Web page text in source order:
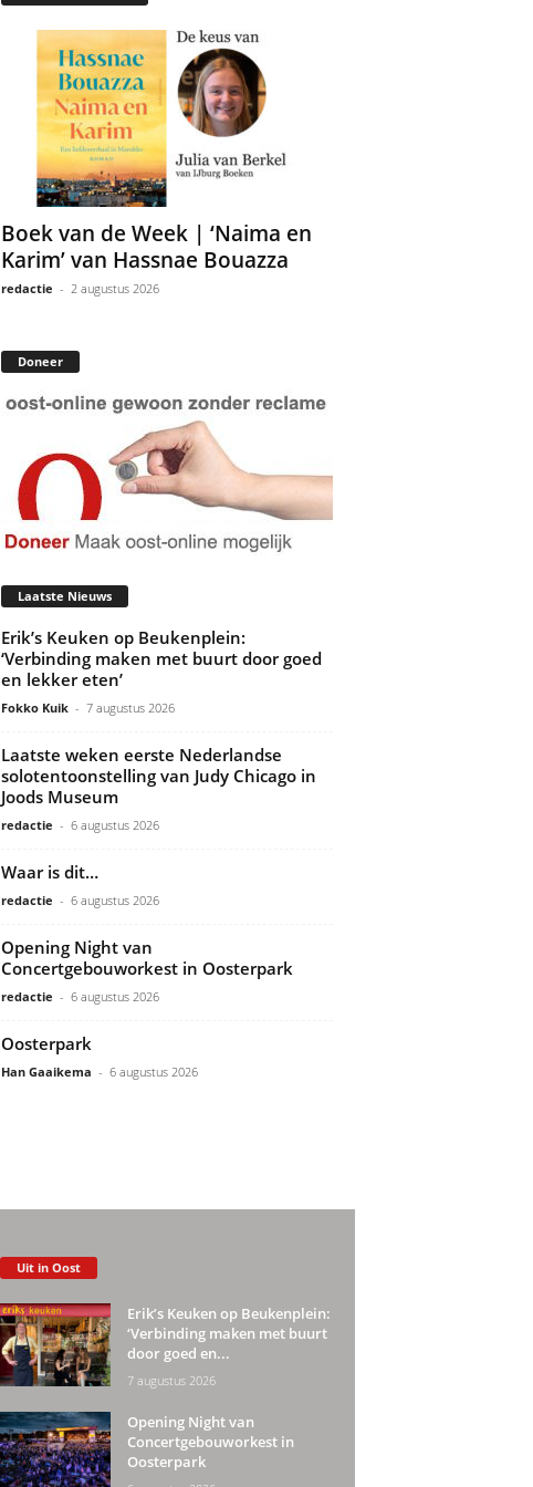
Boek van de Week | ‘Naima en
Karim’ van Hassnae Bouazza
redactie - 2 augustus 2026
Doneer
Laatste Nieuws
Erik’s Keuken op Beukenplein:
‘Verbinding maken met buurt door goed
en lekker eten’
Fokko Kuik - 7 augustus 2026
Laatste weken eerste Nederlandse
solotentoonstelling van Judy Chicago in
Joods Museum
redactie - 6 augustus 2026
Waar is dit…
redactie - 6 augustus 2026
Opening Night van
Concertgebouworkest in Oosterpark
redactie - 6 augustus 2026
Oosterpark
Han Gaaikema - 6 augustus 2026
Uit in Oost
Erik’s Keuken op Beukenplein:
‘Verbinding maken met buurt
door goed en...
7 augustus 2026
Opening Night van
Concertgebouworkest in
Oosterpark